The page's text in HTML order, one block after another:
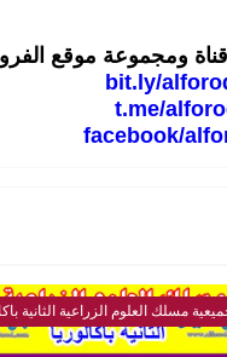
قناة ومجموعة موقع
bit.ly/
t.me/
facebook/
مسلك العلوم الزراعية الثانية